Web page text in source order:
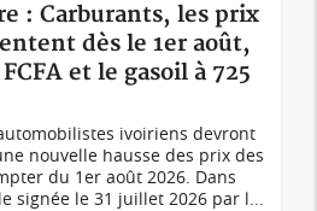
: Carburants, les prix
dès le 1er août,
et le gasoil à 725
ivoiriens devront
nouvelle hausse des prix des
du 1er août 2026. Dans
signée le 31 juillet 2026 par l...